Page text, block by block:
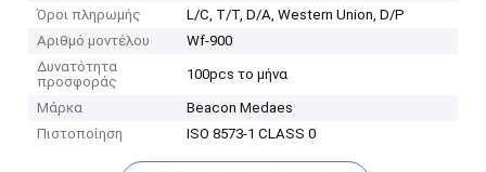
Όροι πληρωμής
L/C, T/T, D/A, Western Union, D/P
Αριθμό μοντέλου
Wf-900
Δυνατότητα
προσφοράς
100pcs το μήνα
Μάρκα
Beacon Medaes
Πιστοποίηση
ISO 8573-1 CLASS 0